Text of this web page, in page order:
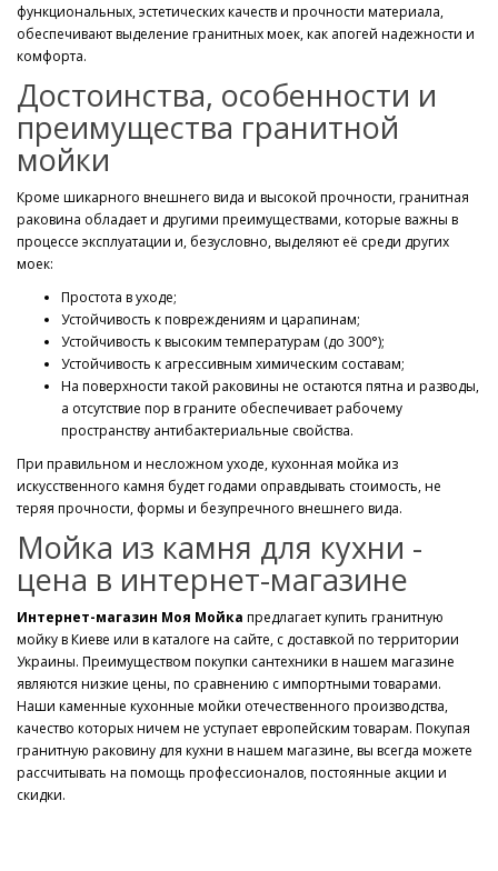
функциональных, эстетических качеств и прочности материала,
обеспечивают выделение гранитных моек, как апогей надежности и
комфорта.
Достоинства, особенности и
преимущества гранитной
мойки
Кроме шикарного внешнего вида и высокой прочности, гранитная
раковина обладает и другими преимуществами, которые важны в
процессе эксплуатации и, безусловно, выделяют её среди других
моек:
Простота в уходе;
Устойчивость к повреждениям и царапинам;
Устойчивость к высоким температурам (до 300°);
Устойчивость к агрессивным химическим составам;
На поверхности такой раковины не остаются пятна и разводы,
а отсутствие пор в граните обеспечивает рабочему
пространству антибактериальные свойства.
При правильном и несложном уходе, кухонная мойка из
искусственного камня будет годами оправдывать стоимость, не
теряя прочности, формы и безупречного внешнего вида.
Мойка из камня для кухни -
цена в интернет-магазине
Интернет-магазин Моя Мойка предлагает купить гранитную
мойку в Киеве или в каталоге на сайте, с доставкой по территории
Украины. Преимуществом покупки сантехники в нашем магазине
являются низкие цены, по сравнению с импортными товарами.
Наши каменные кухонные мойки отечественного производства,
качество которых ничем не уступает европейским товарам. Покупая
гранитную раковину для кухни в нашем магазине, вы всегда можете
рассчитывать на помощь профессионалов, постоянные акции и
скидки.